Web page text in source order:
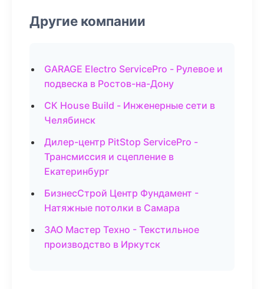
Другие компании
GARAGE Electro ServicePro - Рулевое и
подвеска в Ростов-на-Дону
СК House Build - Инженерные сети в
Челябинск
Дилер-центр PitStop ServicePro -
Трансмиссия и сцепление в
Екатеринбург
БизнесСтрой Центр Фундамент -
Натяжные потолки в Самара
ЗАО Мастер Техно - Текстильное
производство в Иркутск